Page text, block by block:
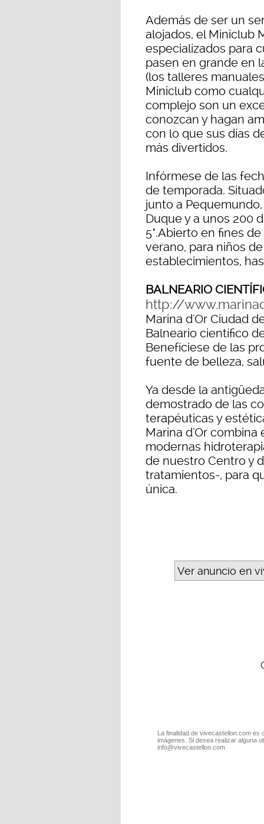
Además de ser un
alojados, el Miniclub
especializados para
pasen en grande en
(los talleres
Miniclub como
complejo son un
conozcan y hagan
con lo que sus días
más divertidos.
Infórmese de las
de temporada.
junto a
Duque y a unos 200
5*.Abierto en fines
verano, para niños
establecimientos,
BALNEARIO
http://
Marina d'Or Ciudad
Balneario científico
Benefíciese de las
fuente de belleza,
Ya desde la
demostrado de las
terapéuticas y
Marina d'Or combina
modernas
de nuestro Centro y
tratamientos-, para
única.
Ver anuncio en
La finalidad de vivecastellon.com
imágenes. Si desea realizar alguna
info@vivecastellon.com